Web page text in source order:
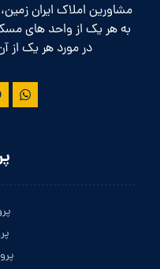
مشاورین املاک ایران
به هر یک از واحد های
در مورد هر یک از